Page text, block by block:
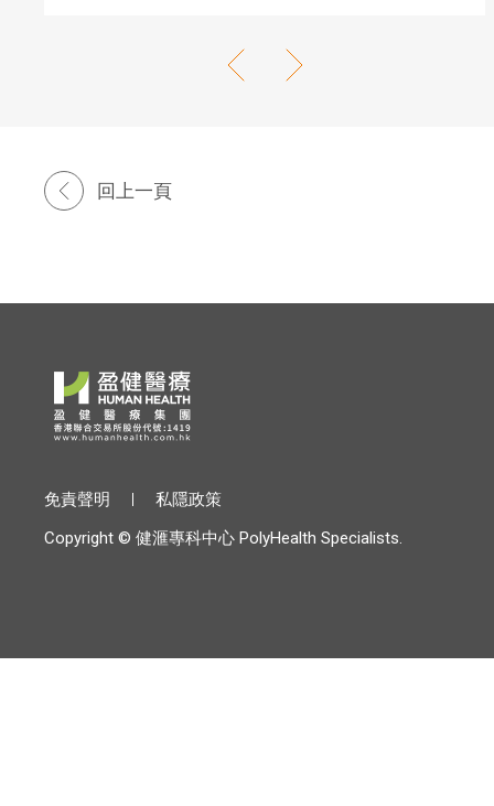
回上一頁
免責聲明
私隱政策
Copyright © 健滙專科中心 PolyHealth Specialists.